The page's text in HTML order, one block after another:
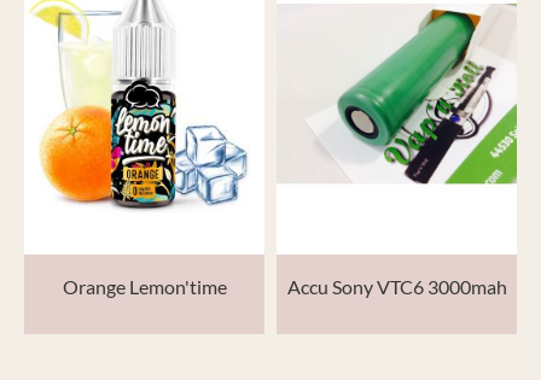
Orange Lemon'time Accu Sony VTC6 3000mah